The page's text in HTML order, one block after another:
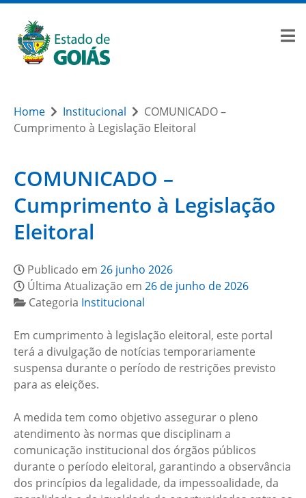
Home Institucional
COMUNICADO –
Cumprimento à Legislação Eleitoral
COMUNICADO –
Cumprimento à Legislação
Eleitoral
Publicado em 26 junho 2026
Última Atualização em 26 de junho de 2026
Categoria Institucional
Em cumprimento à legislação eleitoral, este portal
terá a divulgação de notícias temporariamente
suspensa durante o período de restrições previsto
para as eleições.
A medida tem como objetivo assegurar o pleno
atendimento às normas que disciplinam a
comunicação institucional dos órgãos públicos
durante o período eleitoral, garantindo a observância
dos princípios da legalidade, da impessoalidade, da